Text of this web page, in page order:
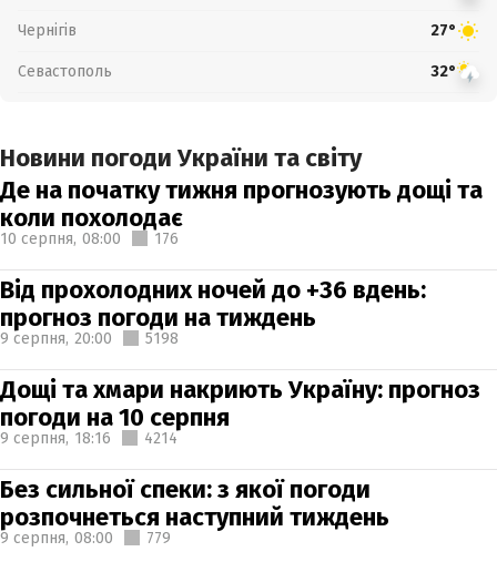
Чернігів 27°
Севастополь 32°
Новини погоди України та світу
Де на початку тижня прогнозують дощі та
коли похолодає
10 серпня, 08:00 176
Від прохолодних ночей до +36 вдень:
прогноз погоди на тиждень
9 серпня, 20:00 5198
Дощі та хмари накриють Україну: прогноз
погоди на 10 серпня
9 серпня, 18:16 4214
Без сильної спеки: з якої погоди
розпочнеться наступний тиждень
9 серпня, 08:00 779